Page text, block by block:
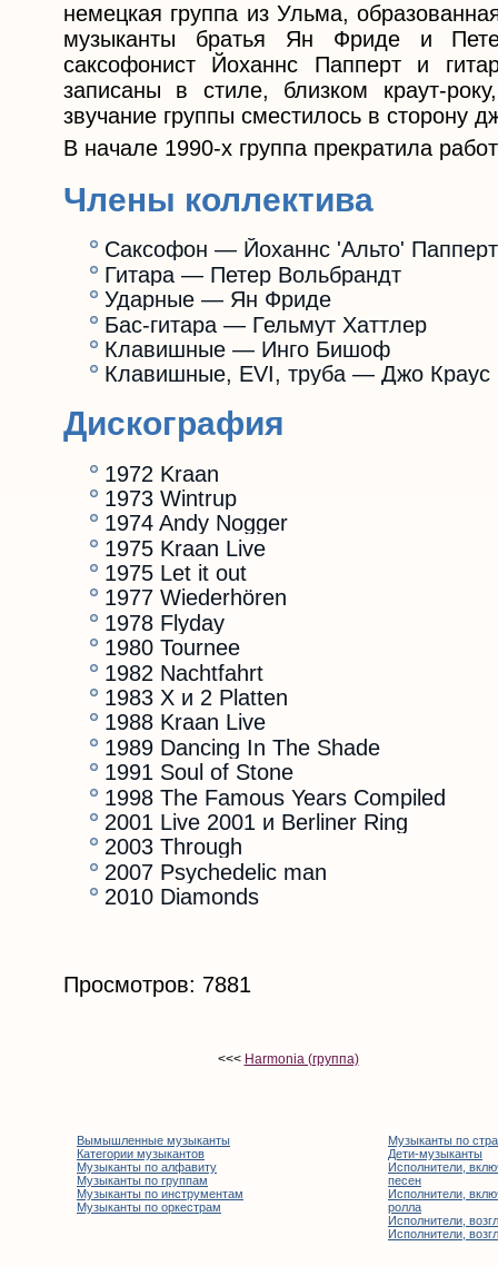
немецкая группа из Ульма,
музыканты братья Ян Фриде и
саксофонист Йоханнс Папперт и
записаны в стиле, близком краут-
звучание группы сместилось в сторону
В начале 1990-х группа прекратила
Члены коллектива
Саксофон — Йоханнс 'Альто' Папперт
Гитара — Петер Вольбрандт
Ударные — Ян Фриде
Бас-гитара — Гельмут Хаттлер
Клавишные — Инго Бишоф
Клавишные, EVI, труба — Джо Краус
Дискография
1972 Kraan
1973 Wintrup
1974 Andy Nogger
1975 Kraan Live
1975 Let it out
1977 Wiederhören
1978 Flyday
1980 Tournee
1982 Nachtfahrt
1983 X и 2 Platten
1988 Kraan Live
1989 Dancing In The Shade
1991 Soul of Stone
1998 The Famous Years Compiled
2001 Live 2001 и Berliner Ring
2003 Through
2007 Psychedelic man
2010 Diamonds
Просмотров: 7881
<<< Harmonia (группа)
Вымышленные музыканты
Категории музыкантов
Музыканты по алфавиту
Музыканты по группам
Музыканты по инструментам
Музыканты по оркестрам
Музыканты по
Дети-музыканты
Исполнители,
песен
Исполнители,
ролла
Исполнители,
Исполнители,